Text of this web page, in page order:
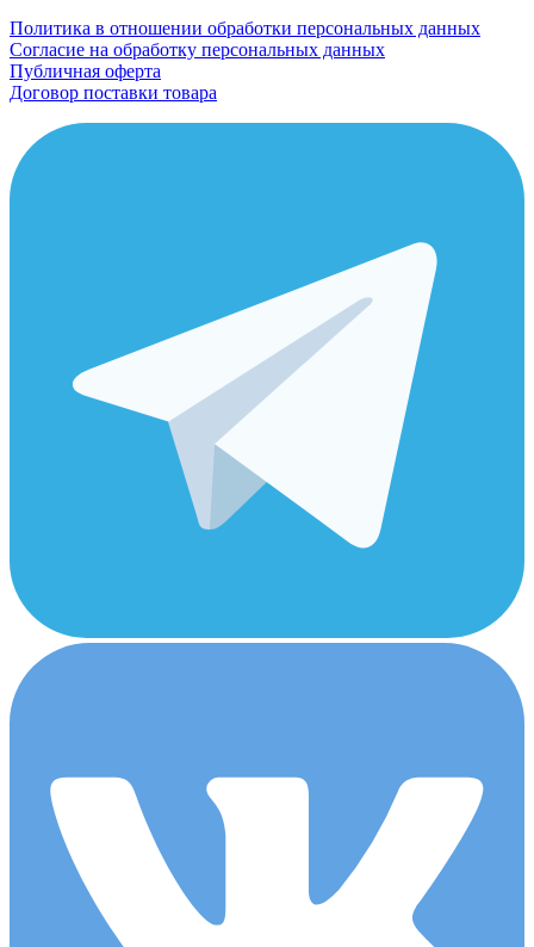
Политика в отношении обработки персональных данных
Согласие на обработку персональных данных
Публичная оферта
Договор поставки товара